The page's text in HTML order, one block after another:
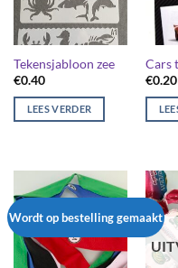
Tekensjabloon zee
€0.40
LEES VERDER
Cars
€0.20
Wordt op bestelling gemaakt